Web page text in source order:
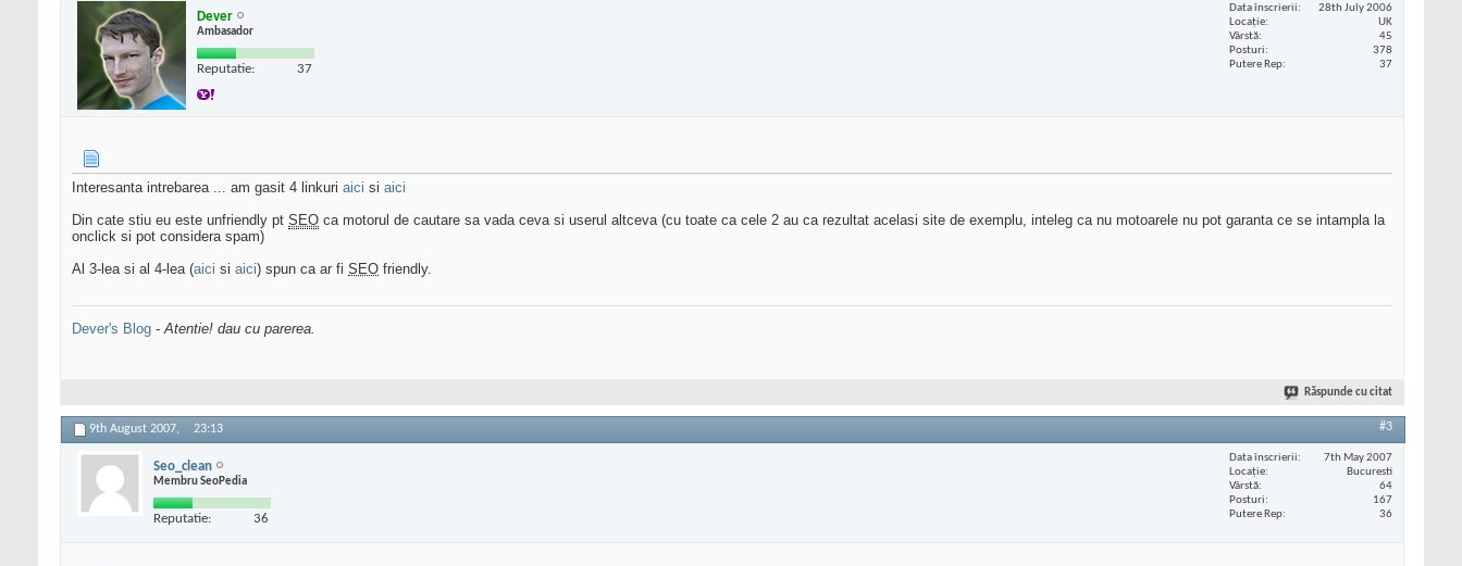
Dever
Ambasador
Reputatie: 37
Data înscrierii
28th July 2006
Locaţie
UK
Vârstă
45
Posturi
378
Putere Rep
37
Interesanta intrebarea ... am gasit 4 linkuri aici si aici
Din cate stiu eu este unfriendly pt SEO ca motorul de cautare sa vada ceva si userul altceva (cu toate ca cele 2 au ca rezultat acelasi site de exemplu, inteleg ca nu motoarele nu pot garanta ce se intampla la
onclick si pot considera spam)
Al 3-lea si al 4-lea (aici si aici) spun ca ar fi SEO friendly.
Dever's Blog -Atentie! dau cu parerea.
Răspunde cu citat
9th August 2007, 23:13 #3
Seo_clean
Membru SeoPedia
Reputatie: 36
Data înscrierii
7th May 2007
Locaţie
Bucuresti
Vârstă
64
Posturi
167
Putere Rep
36